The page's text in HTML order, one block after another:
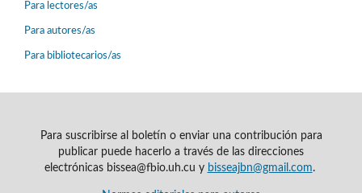
Para lectores/as
Para autores/as
Para bibliotecarios/as
Para suscribirse al boletín o enviar una contribución para
publicar puede hacerlo a través de las direcciones
electrónicas bissea@fbio.uh.cu y bisseajbn@gmail.com.